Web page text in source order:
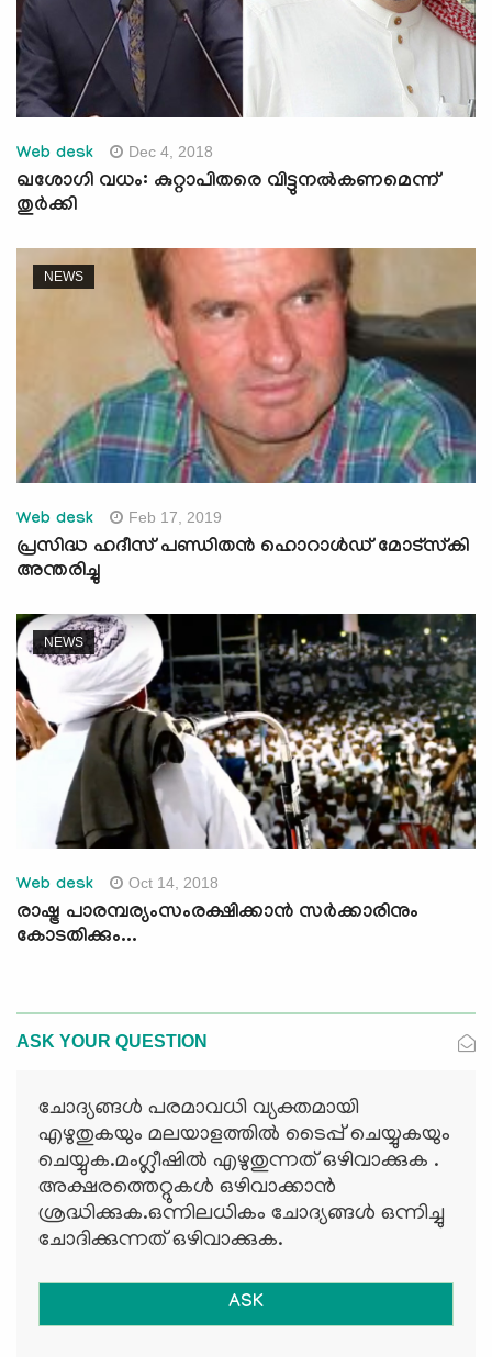
Web desk Dec 4, 2018
ഖശോഗി വധം: കുറ്റാപിതരെ വിട്ടുനല്‍കണമെന്ന്
തുര്‍ക്കി
NEWS
Web desk Feb 17, 2019
പ്രസിദ്ധ ഹദീസ് പണ്ഡിതന്‍ ഹൊറാള്‍ഡ് മോട്‌സ്‌കി
അന്തരിച്ചു
NEWS
Web desk Oct 14, 2018
രാഷ്ട്ര പാരമ്പര്യംസംരക്ഷിക്കാന്‍ സര്‍ക്കാരിനും
കോടതിക്കും...
ASK YOUR QUESTION
ചോദ്യങ്ങള്‍ പരമാവധി വ്യക്തമായി
എഴുതുകയും മലയാളത്തില്‍ ടൈപ്പ് ചെയ്യുകയും
ചെയ്യുക.മംഗ്ലീഷില്‍ എഴുതുന്നത് ഒഴിവാക്കുക .
അക്ഷരത്തെറ്റുകള്‍ ഒഴിവാക്കാന്‍
ശ്രദ്ധിക്കുക.ഒന്നിലധികം ചോദ്യങ്ങള്‍ ഒന്നിച്ചു
ചോദിക്കുന്നത് ഒഴിവാക്കുക.
ASK